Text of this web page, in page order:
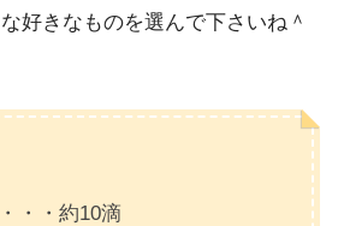
好きなものを選んで下さいね＾
・・約10滴